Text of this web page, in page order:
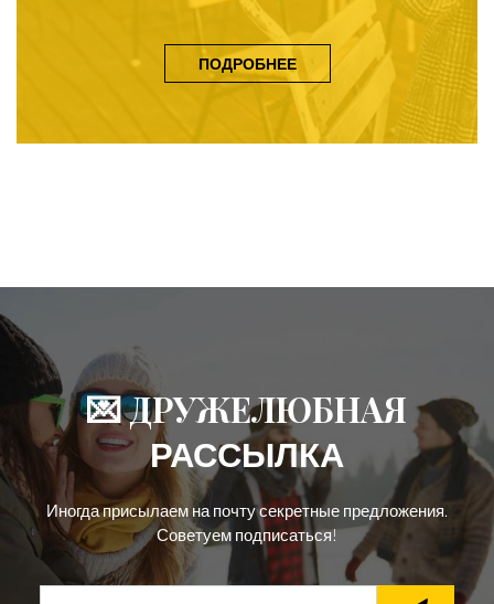
ПОДРОБНЕЕ
💌 ДРУЖЕЛЮБНАЯ
РАССЫЛКА
Иногда присылаем на почту секретные предложения.
Советуем подписаться!